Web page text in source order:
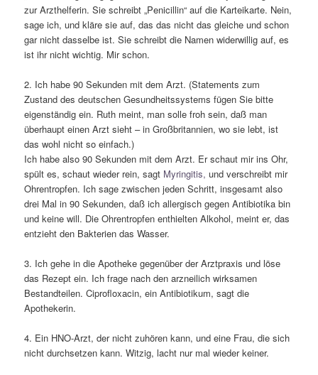
zur Arzthelferin. Sie schreibt „Penicillin“ auf die Karteikarte. Nein,
sage ich, und kläre sie auf, das das nicht das gleiche und schon
gar nicht dasselbe ist. Sie schreibt die Namen widerwillig auf, es
ist ihr nicht wichtig. Mir schon.
2. Ich habe 90 Sekunden mit dem Arzt. (Statements zum
Zustand des deutschen Gesundheitssystems fügen Sie bitte
eigenständig ein. Ruth meint, man solle froh sein, daß man
überhaupt einen Arzt sieht – in Großbritannien, wo sie lebt, ist
das wohl nicht so einfach.)
Ich habe also 90 Sekunden mit dem Arzt. Er schaut mir ins Ohr,
spült es, schaut wieder rein, sagt Myringitis, und verschreibt mir
Ohrentropfen. Ich sage zwischen jeden Schritt, insgesamt also
drei Mal in 90 Sekunden, daß ich allergisch gegen Antibiotika bin
und keine will. Die Ohrentropfen enthielten Alkohol, meint er, das
entzieht den Bakterien das Wasser.
3. Ich gehe in die Apotheke gegenüber der Arztpraxis und löse
das Rezept ein. Ich frage nach den arzneilich wirksamen
Bestandteilen. Ciprofloxacin, ein Antibiotikum, sagt die
Apothekerin.
4. Ein HNO-Arzt, der nicht zuhören kann, und eine Frau, die sich
nicht durchsetzen kann. Witzig, lacht nur mal wieder keiner.